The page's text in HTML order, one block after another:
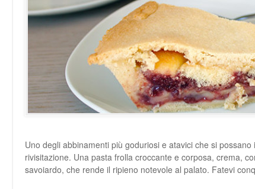
Uno degli abbinamenti più goduriosi e atavici che si
rivisitazione. Una pasta frolla croccante e corposa, crema,
savoiardo, che rende il ripieno notevole al palato. Fatevi